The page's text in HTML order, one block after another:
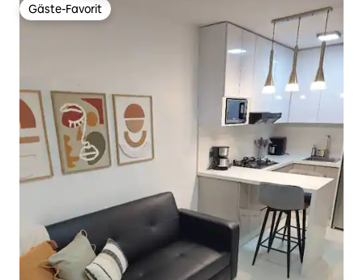
Gäste-Favorit
Gäste-Favorit